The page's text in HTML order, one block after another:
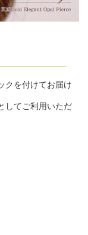
クを付けてお届け
してご利用いただ